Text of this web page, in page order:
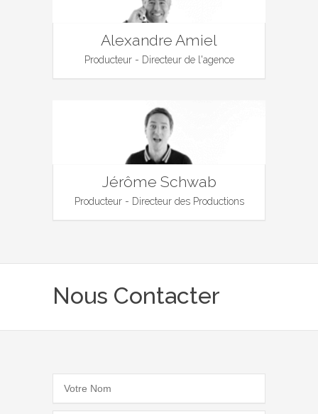
Alexandre Amiel
Producteur - Directeur de l'agence
Jérôme Schwab
Producteur - Directeur des Productions
Nous Contacter